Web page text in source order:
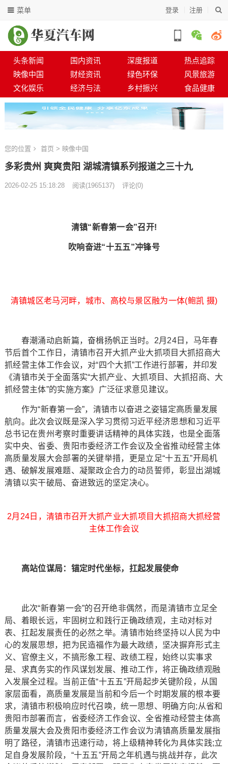
登录 注册
菜单
头条新闻 国内资讯 深度报道
热点追踪
映像中国
财经资讯 绿色环保
风景旅游
文化娱乐
经济与法 乡村振兴 食品健康
您的位置 首页 > 映像中国
多彩贵州 爽爽贵阳 湖城清镇系列报道之三十九
2026-02-25 15:18:28 阅读(1965137) 评论(0)
清镇“新春第一会”召开!
吹响奋进“十五五”冲锋号
清镇城区老马河畔，城市、高校与景区融为一体(鲍凯 摄)
春潮涌动启新篇，奋楫扬帆正当时。2月24日，马年春
节后首个工作日，清镇市召开大抓产业大抓项目大抓招商大
抓经营主体工作会议，对“四个大抓”工作进行部署，并印发
《清镇市关于全面落实“大抓产业、大抓项目、大抓招商、大
抓经营主体”的实施方案》广泛征求意见建议。
作为“新春第一会”，清镇市以奋进之姿锚定高质量发展
航向。此次会议既是深入学习贯彻习近平经济思想和习近平
总书记在贵州考察时重要讲话精神的具体实践，也是全面落
实中央、省委、贵阳市委经济工作会议及全省推动经营主体
高质量发展大会部署的关键举措，更是立足“十五五”开局机
遇、破解发展难题、凝聚政企合力的动员誓师，彰显出湖城
清镇以实干破局、奋进致远的坚定决心。
2月24日，清镇市召开大抓产业大抓项目大抓招商大抓经营
主体工作会议
高站位谋局：锚定时代坐标，扛起发展使命
此次“新春第一会”的召开绝非偶然，而是清镇市立足全
局、着眼长远，牢固树立和践行正确政绩观，主动对标对
表、扛起发展责任的必然之举。清镇市始终坚持以人民为中
心的发展思想，把为民造福作为最大政绩，坚决摒弃形式主
义、官僚主义，不搞形象工程、政绩工程，始终以实事求
是、求真务实的作风谋划发展、推动工作，将正确政绩观融
入发展全过程。当前正值“十五五”开局起步关键阶段，从国
家层面看，高质量发展是当前和今后一个时期发展的根本要
求，清镇市积极响应时代召唤，统一思想、明确方向;从省和
贵阳市部署而言，省委经济工作会议、全省推动经营主体高
质量发展大会及贵阳市委经济工作会议为清镇高质量发展指
明了路径，清镇市迅速行动，将上级精神转化为具体实践;立
足自身发展阶段，“十五五”开局之年机遇与挑战并存，此次